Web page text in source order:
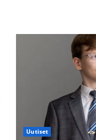
Uutiset